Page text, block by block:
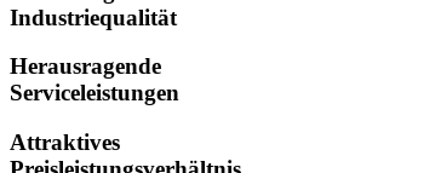
Industriequalität
Herausragende
Serviceleistungen
Attraktives